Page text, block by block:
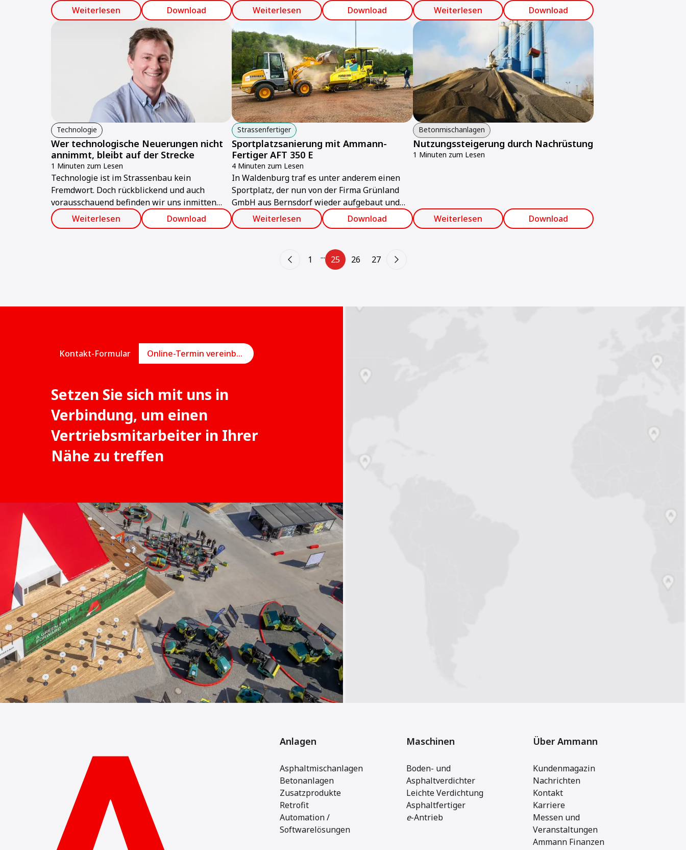
Weiterlesen
Download
Landschaftsbau einen Namen gemacht. Für die
Straßensanierung nutzt das Team um
Juniorchef Felix Waltersbacher einen
Asphaltfertiger AFT 500 von Ammann.
Weiterlesen Download
Eigenschaften
Weiterlesen Download
Technologie
Wer technologische Neuerungen nicht
annimmt, bleibt auf der Strecke
1 Minuten zum Lesen
Technologie ist im Strassenbau kein
Fremdwort. Doch rückblickend und auch
vorausschauend befinden wir uns inmitten
einer technologischen Revolution, von der all
diejenigen profitieren werden, die
Weiterlesen Download
Strassenfertiger
Sportplatzsanierung mit Ammann-
Fertiger AFT 350 E
4 Minuten zum Lesen
In Waldenburg traf es unter anderem einen
Sportplatz, der nun von der Firma Grünland
GmbH aus Bernsdorf wieder aufgebaut und
hergerichtet wurde. Um einen optimalen und
lasergenauen Endzustand des Sportplatzes
modifizierten Fertiger AFT 350 E von Ammann
Weiterlesen Download
Betonmischanlagen
Nutzungssteigerung durch Nachrüstung
1 Minuten zum Lesen
Weiterlesen Download
1 ... 25 26 27
Kontakt-Formular Online-Termin vereinbaren
Setzen Sie sich mit uns in
Verbindung, um einen
Vertriebsmitarbeiter in Ihrer
Nähe zu treffen
Anlagen
Asphaltmischanlagen
Betonanlagen
Zusatzprodukte
Retrofit
Automation /
Softwarelösungen
Maschinen
Boden- und
Asphaltverdichter
Leichte Verdichtung
Asphaltfertiger
e-Antrieb
Über Ammann
Kundenmagazin
Nachrichten
Kontakt
Karriere
Messen und
Veranstaltungen
Ammann Finanzen